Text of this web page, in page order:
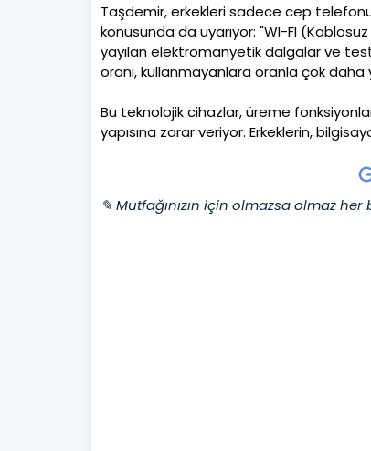
Taşdemir, erkekleri sadece cep
konusunda da uyarıyor: "WI-FI
yayılan elektromanyetik dalgalar ve
oranı, kullanmayanlara oranla çok daha
Bu teknolojik cihazlar, üreme
yapısına zarar veriyor. Erkeklerin,
✎ Mutfağınızın için olmazsa olmaz her